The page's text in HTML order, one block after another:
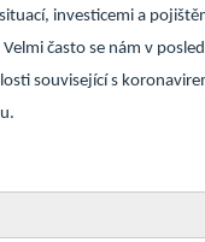
investicemi a
často se nám v
související s